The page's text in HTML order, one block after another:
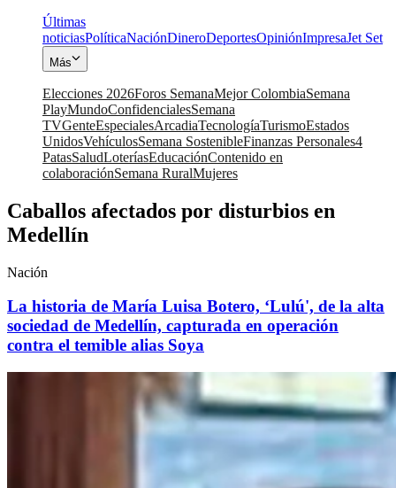
Últimas
noticiasPolíticaNaciónDineroDeportesOpiniónImpresaJet Set
Más
Elecciones 2026Foros SemanaMejor ColombiaSemana
PlayMundoConfidencialesSemana
TVGenteEspecialesArcadiaTecnologíaTurismoEstados
UnidosVehículosSemana SostenibleFinanzas Personales4
PatasSaludLoteríasEducaciónContenido en
colaboraciónSemana RuralMujeres
Caballos afectados por disturbios en
Medellín
Nación
La historia de María Luisa Botero, ‘Lulú', de la alta
sociedad de Medellín, capturada en operación
contra el temible alias Soya